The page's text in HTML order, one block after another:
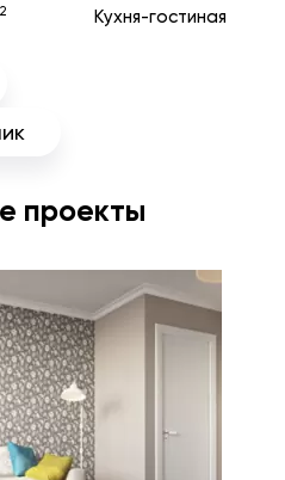
2
Кухня-гостиная
проекты